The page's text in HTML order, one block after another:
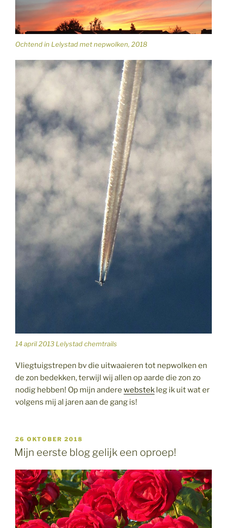
Ochtend in Lelystad met nepwolken, 2018
14 april 2013 Lelystad chemtrails
Vliegtuigstrepen bv die uitwaaieren tot nepwolken en
de zon bedekken, terwijl wij allen op aarde die zon zo
nodig hebben! Op mijn andere webstek leg ik uit wat er
volgens mij al jaren aan de gang is!
GEPLAATST
OP
26 OKTOBER 2018
Mijn eerste blog gelijk een oproep!